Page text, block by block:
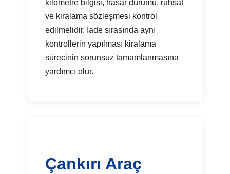
kilometre bilgisi, hasar durumu, ruhsat
ve kiralama sözleşmesi kontrol
edilmelidir. İade sırasında aynı
kontrollerin yapılması kiralama
sürecinin sorunsuz tamamlanmasına
yardımcı olur.
Çankırı Araç